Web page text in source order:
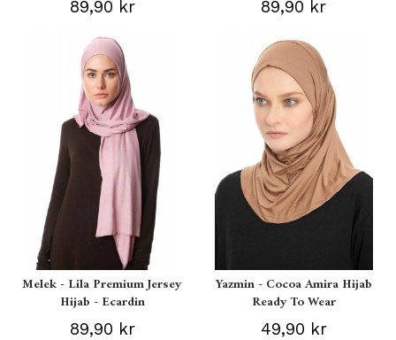
89,90 kr 89,90 kr
Melek - Lila Premium Jersey
Hijab - Ecardin
89,90 kr
Yazmin - Cocoa Amira Hijab
Ready To Wear
49,90 kr